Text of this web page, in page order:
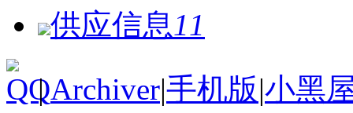
供应信息 11
| Archiver|手机版|小黑